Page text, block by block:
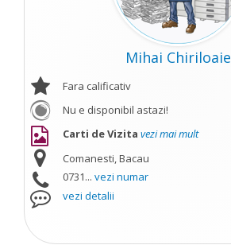
Mihai Chiriloaie
Fara calificativ
Nu e disponibil astazi!
Carti de Vizita vezi mai mult
Comanesti, Bacau
0731... vezi numar
vezi detalii